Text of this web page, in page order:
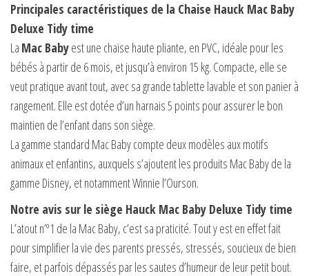
Principales caractéristiques de la Chaise Hauck Mac Baby
Deluxe Tidy time
La Mac Babyest une chaise haute pliante, en PVC, idéale pour les
bébés à partir de 6 mois, et jusqu’à environ 15 kg. Compacte, elle se
veut pratique avant tout, avec sa grande tablette lavable et son panier à
rangement. Elle est dotée d’un harnais 5 points pour assurer le bon
maintien de l’enfant dans son siège.
La gamme standard Mac Baby compte deux modèles aux motifs
animaux et enfantins, auxquels s’ajoutent les produits Mac Baby de la
gamme Disney, et notamment Winnie l’Ourson.
Notre avis sur le siège Hauck Mac Baby Deluxe Tidy time
L’atout n’º1 de la Mac Baby, c’est sa praticité. Tout y est en effet fait
pour simplifier la vie des parents pressés, stressés, soucieux de bien
faire, et parfois dépassés par les sautes d’humeur de leur petit bout.